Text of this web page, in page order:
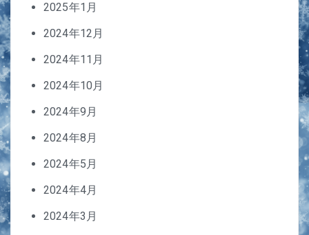
2025年1月
2024年12月
2024年11月
2024年10月
2024年9月
2024年8月
2024年5月
2024年4月
2024年3月